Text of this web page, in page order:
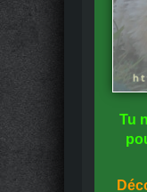
Tu